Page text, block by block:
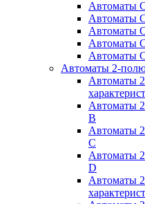
Автоматы
Автоматы
Автоматы
Автоматы
Автоматы
Автоматы 2-
Автоматы
Автоматы
B
Автоматы
C
Автоматы
D
Автоматы